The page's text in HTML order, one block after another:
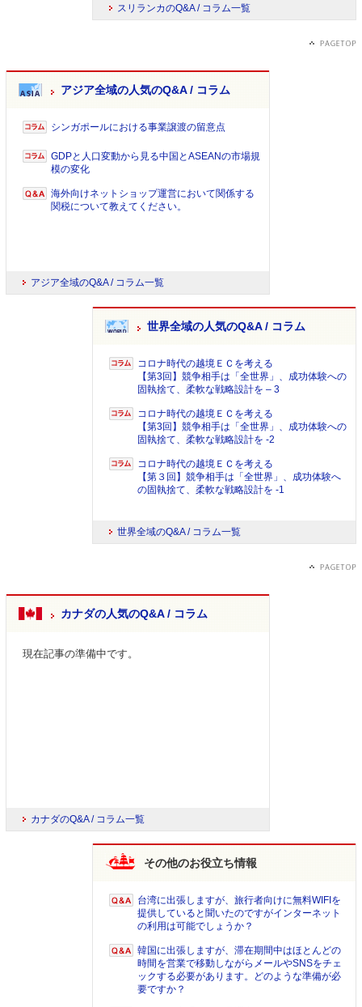
スリランカのQ&A / コラム一覧
アジア全域の人気のQ&A / コラム
シンガポールにおける事業譲渡の留意点
GDPと人口変動から見る中国とASEANの市場規
模の変化
海外向けネットショップ運営において関係する
関税について教えてください。
アジア全域のQ&A / コラム一覧
世界全域の人気のQ&A / コラム
コロナ時代の越境ＥＣを考える
【第3回】競争相手は「全世界」、成功体験への
固執捨て、柔軟な戦略設計を – 3
コロナ時代の越境ＥＣを考える
【第3回】競争相手は「全世界」、成功体験への
固執捨て、柔軟な戦略設計を -2
コロナ時代の越境ＥＣを考える
【第３回】競争相手は「全世界」、成功体験へ
の固執捨て、柔軟な戦略設計を -1
世界全域のQ&A / コラム一覧
カナダの人気のQ&A / コラム
現在記事の準備中です。
カナダのQ&A / コラム一覧
その他のお役立ち情報
台湾に出張しますが、旅行者向けに無料WIFIを
提供していると聞いたのですがインターネット
の利用は可能でしょうか？
韓国に出張しますが、滞在期間中はほとんどの
時間を営業で移動しながらメールやSNSをチェ
ックする必要があります。どのような準備が必
要ですか？